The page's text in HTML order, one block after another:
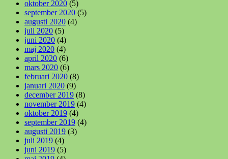
oktober 2020 (5)
september 2020 (5)
augusti 2020 (4)
juli 2020 (5)
juni 2020 (4)
maj 2020 (4)
april 2020 (6)
mars 2020 (6)
februari 2020 (8)
januari 2020 (9)
december 2019 (8)
november 2019 (4)
oktober 2019 (4)
september 2019 (4)
augusti 2019 (3)
juli 2019 (4)
juni 2019 (5)